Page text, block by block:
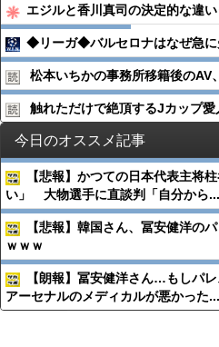
エジルと香川真司の決定的な違
◆リーガ◆バルセロナはなぜ急に
松本いちかの事務所移籍後のAV
触れただけで絶頂するJカップ
今日のオススメ記事
【悲報】かつての日本代表主将
い」 大物選手に直談判「自分から...
【悲報】韓国さん、冨安健洋の
ｗｗｗ
【朗報】冨安健洋さん…もしパ
アーセナルのメディカルが悪かった...